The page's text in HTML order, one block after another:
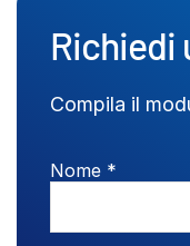
Richiedi
Compila il
Nome *